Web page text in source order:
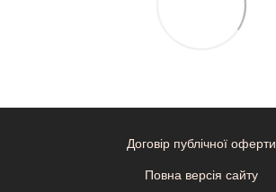
Договір публічної оферти
Повна версія сайту